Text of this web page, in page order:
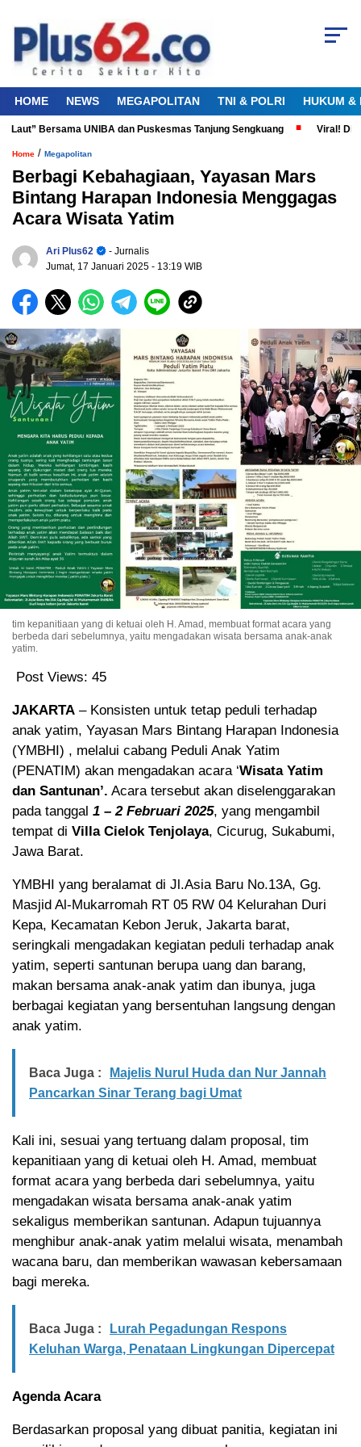
HOME NEWS MEGAPOLITAN TNI & POLRI HUKUM &
Bersama UNIBA dan Puskesmas Tanjung Sengkuang Viral!
Home / Megapolitan
Berbagi Kebahagiaan, Yayasan Mars
Bintang Harapan Indonesia Menggagas
Acara Wisata Yatim
Ari Plus62
- Jurnalis
Jumat, 17 Januari 2025 - 13:19 WIB
tim kepanitiaan yang di ketuai oleh H. Amad, membuat format acara yang
berbeda dari sebelumnya, yaitu mengadakan wisata bersama anak-anak
yatim.
Post Views: 45
JAKARTA – Konsisten untuk tetap peduli terhadap
anak yatim, Yayasan Mars Bintang Harapan Indonesia
(YMBHI) , melalui cabang Peduli Anak Yatim
(PENATIM) akan mengadakan acara ‘Wisata Yatim
dan Santunan’. Acara tersebut akan diselenggarakan
pada tanggal 1 – 2 Februari 2025, yang mengambil
tempat di Villa Cielok Tenjolaya, Cicurug, Sukabumi,
Jawa Barat.
YMBHI yang beralamat di Jl.Asia Baru No.13A, Gg.
Masjid Al-Mukarromah RT 05 RW 04 Kelurahan Duri
Kepa, Kecamatan Kebon Jeruk, Jakarta barat,
seringkali mengadakan kegiatan peduli terhadap anak
yatim, seperti santunan berupa uang dan barang,
makan bersama anak-anak yatim dan ibunya, juga
berbagai kegiatan yang bersentuhan langsung dengan
anak yatim.
Baca Juga :
Majelis Nurul Huda dan Nur Jannah
Pancarkan Sinar Terang bagi Umat
Kali ini, sesuai yang tertuang dalam proposal, tim
kepanitiaan yang di ketuai oleh H. Amad, membuat
format acara yang berbeda dari sebelumnya, yaitu
mengadakan wisata bersama anak-anak yatim
sekaligus memberikan santunan. Adapun tujuannya
menghibur anak-anak yatim melalui wisata, menambah
wacana baru, dan memberikan wawasan kebersamaan
bagi mereka.
Baca Juga :
Lurah Pegadungan Respons
Keluhan Warga, Penataan Lingkungan Dipercepat
Agenda Acara
Berdasarkan proposal yang dibuat panitia, kegiatan ini